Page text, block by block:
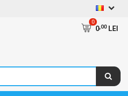
0
0,00LEI